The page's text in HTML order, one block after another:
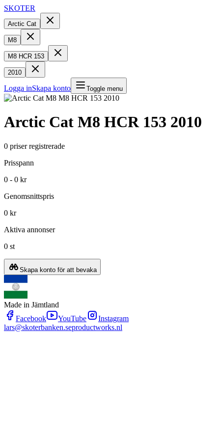
SKOTER
Arctic Cat
M8
M8 HCR 153
2010
Logga inSkapa konto Toggle menu
Arctic Cat M8 HCR 153 2010
0 priser registrerade
Prisspann
0 - 0 kr
Genomsnittspris
0 kr
Aktiva annonser
0 st
Skapa konto för att bevaka
Made in Jämtland
Facebook
YouTube
Instagram
lars@skoterbanken.seproductworks.nl